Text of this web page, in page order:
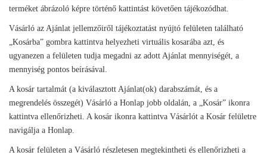
terméket ábrázoló képre történő kattintást követően tájékozódhat.
Vásárló az Ajánlat jellemzőiről tájékoztatást nyújtó felületen található
„Kosárba” gombra kattintva helyezheti virtuális kosarába azt, és
ugyanezen a felületen tudja megadni az adott Ajánlat mennyiségét, a
mennyiség pontos beírásával.
A kosár tartalmát (a kiválasztott Ajánlat(ok) darabszámát, és a
megrendelés összegét) Vásárló a Honlap jobb oldalán, a „Kosár” ikonra
kattintva ellenőrizheti. A kosár ikonra kattintva Vásárlót a Kosár felületre
navigálja a Honlap.
A kosár felületen a Vásárló részletesen megtekintheti és ellenőrizheti a